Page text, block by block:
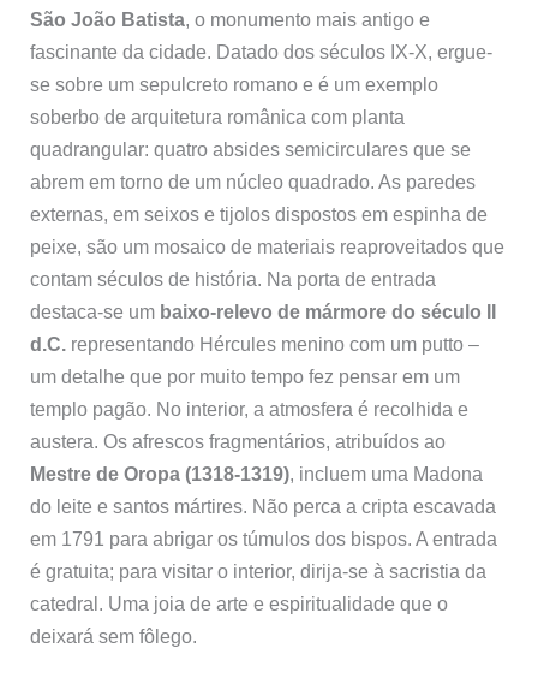
São João Batista, o monumento mais antigo e
fascinante da cidade. Datado dos séculos IX-X, ergue-
se sobre um sepulcreto romano e é um exemplo
soberbo de arquitetura românica com planta
quadrangular: quatro absides semicirculares que se
abrem em torno de um núcleo quadrado. As paredes
externas, em seixos e tijolos dispostos em espinha de
peixe, são um mosaico de materiais reaproveitados que
contam séculos de história. Na porta de entrada
destaca-se um baixo-relevo de mármore do século II
d.C.representando Hércules menino com um putto –
um detalhe que por muito tempo fez pensar em um
templo pagão. No interior, a atmosfera é recolhida e
austera. Os afrescos fragmentários, atribuídos ao
Mestre de Oropa (1318-1319), incluem uma Madona
do leite e santos mártires. Não perca a cripta escavada
em 1791 para abrigar os túmulos dos bispos. A entrada
é gratuita; para visitar o interior, dirija-se à sacristia da
catedral. Uma joia de arte e espiritualidade que o
deixará sem fôlego.